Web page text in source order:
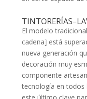
El modelo
cadena] está
nueva generación
decoración muy
componente
tecnología en
este último clave